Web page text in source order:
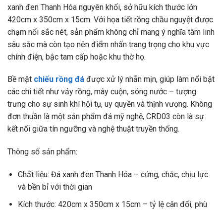
xanh đen Thanh Hóa nguyên khối, sở hữu kích thước lớn
420cm x 350cm x 15cm. Với họa tiết rồng chầu nguyệt được
chạm nổi sắc nét, sản phẩm không chỉ mang ý nghĩa tâm linh
sâu sắc mà còn tạo nên điểm nhấn trang trọng cho khu vực
chính điện, bậc tam cấp hoặc khu thờ họ.
Bề mặt chiếu rồng đá được xử lý nhẵn mịn, giúp làm nổi bật
các chi tiết như vảy rồng, mây cuộn, sóng nước – tượng
trưng cho sự sinh khí hội tụ, uy quyền và thịnh vượng. Không
đơn thuần là một sản phẩm đá mỹ nghệ, CRD03 còn là sự
kết nối giữa tín ngưỡng và nghệ thuật truyền thống.
Thông số sản phẩm:
Chất liệu: Đá xanh đen Thanh Hóa – cứng, chắc, chịu lực
và bền bỉ với thời gian
Kích thước: 420cm x 350cm x 15cm – tỷ lệ cân đối, phù